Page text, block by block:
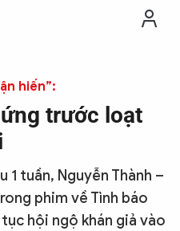
hiến”:
trước loạt
1 tuần, Nguyễn Thành –
phim về Tình báo
hội ngộ khán giả vào